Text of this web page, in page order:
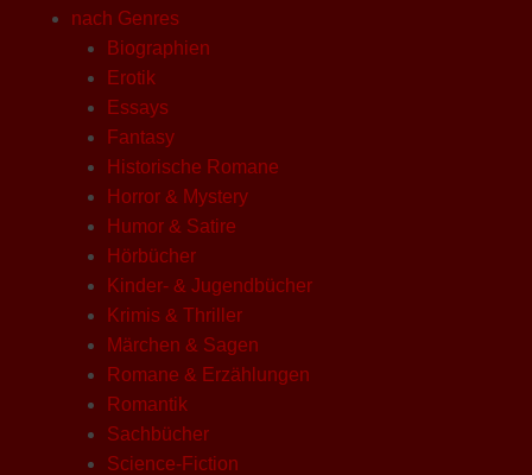
nach Genres
Biographien
Erotik
Essays
Fantasy
Historische Romane
Horror & Mystery
Humor & Satire
Hörbücher
Kinder- & Jugendbücher
Krimis & Thriller
Märchen & Sagen
Romane & Erzählungen
Romantik
Sachbücher
Science-Fiction